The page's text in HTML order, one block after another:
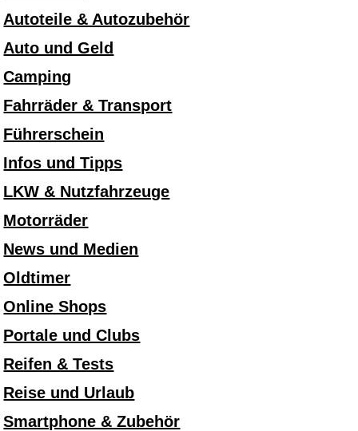
Autoteile & Autozubehör
Auto und Geld
Camping
Fahrräder & Transport
Führerschein
Infos und Tipps
LKW & Nutzfahrzeuge
Motorräder
News und Medien
Oldtimer
Online Shops
Portale und Clubs
Reifen & Tests
Reise und Urlaub
Smartphone & Zubehör